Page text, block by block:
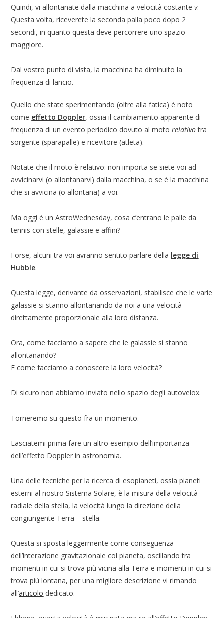
Quindi, vi allontanate dalla macchina a velocità costantev.
Questa volta, riceverete la seconda palla poco dopo 2
secondi, in quanto questa deve percorrere uno spazio
maggiore.
Dal vostro punto di vista, la macchina ha diminuito la
frequenza di lancio.
Quello che state sperimentando (oltre alla fatica) è noto
come effetto Doppler, ossia il cambiamento apparente di
frequenza di un evento periodico dovuto al motorelativotra
sorgente (sparapalle) e ricevitore (atleta).
Notate che il moto è relativo: non importa se siete voi ad
avvicinarvi (o allontanarvi) dalla macchina, o se è la macchina
che si avvicina (o allontana) a voi.
Ma oggi è un AstroWednesday, cosa c’entrano le palle da
tennis con stelle, galassie e affini?
Forse, alcuni tra voi avranno sentito parlare della legge di
Hubble.
Questa legge, derivante da osservazioni, stabilisce che le varie
galassie si stanno allontanando da noi a una velocità
direttamente proporzionale alla loro distanza.
Ora, come facciamo a sapere che le galassie si stanno
allontanando?
E come facciamo a conoscere la loro velocità?
Di sicuro non abbiamo inviato nello spazio degli autovelox.
Torneremo su questo fra un momento.
Lasciatemi prima fare un altro esempio dell’importanza
dell’effetto Doppler in astronomia.
Una delle tecniche per la ricerca di esopianeti, ossia pianeti
esterni al nostro Sistema Solare, è la misura della velocità
radiale della stella, la velocità lungo la direzione della
congiungente Terra – stella.
Questa si sposta leggermente come conseguenza
dell’interazione gravitazionale col pianeta, oscillando tra
momenti in cui si trova più vicina alla Terra e momenti in cui si
trova più lontana, per una migliore descrizione vi rimando
all’articolo dedicato.